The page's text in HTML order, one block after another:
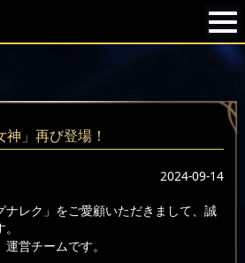
神」再び登場！
2024-09-14
ナレク」をご愛顧いただきまして、誠
営チームです。